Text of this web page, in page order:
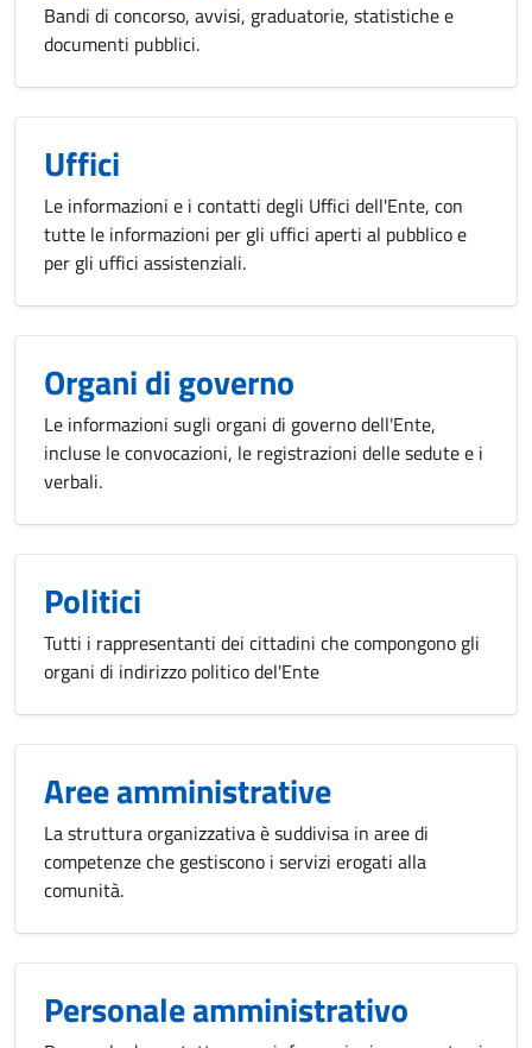
Bandi di concorso, avvisi, graduatorie, statistiche e
documenti pubblici.
Uffici
Le informazioni e i contatti degli Uffici dell'Ente, con
tutte le informazioni per gli uffici aperti al pubblico e
per gli uffici assistenziali.
Organi di governo
Le informazioni sugli organi di governo dell'Ente,
incluse le convocazioni, le registrazioni delle sedute e i
verbali.
Politici
Tutti i rappresentanti dei cittadini che compongono gli
organi di indirizzo politico del'Ente
Aree amministrative
La struttura organizzativa è suddivisa in aree di
competenze che gestiscono i servizi erogati alla
comunità.
Personale amministrativo